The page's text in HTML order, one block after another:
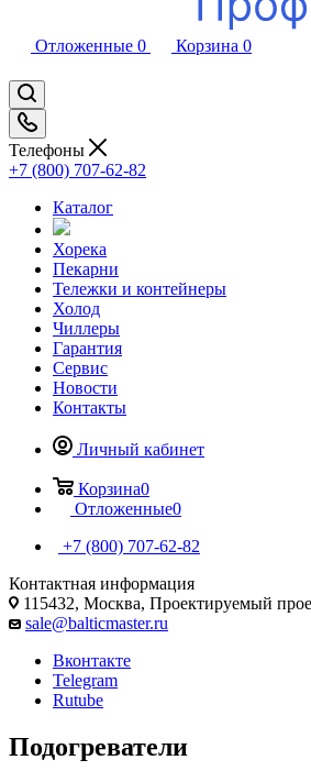
Отложенные 0 Корзина 0
Телефоны
+7 (800) 707-62-82
Каталог
Хорека
Пекарни
Тележки и контейнеры
Холод
Чиллеры
Гарантия
Сервис
Новости
Контакты
Личный кабинет
Корзина0
Отложенные0
+7 (800) 707-62-82
Контактная информация
115432, Москва, Проектируемый
sale@balticmaster.ru
Вконтакте
Telegram
Rutube
Подогреватели